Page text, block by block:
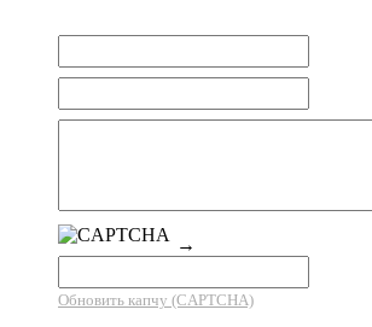
→
Обновить капчу (CAPTCHA)